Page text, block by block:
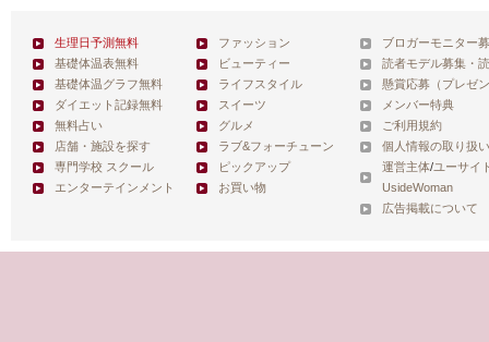
生理日予測無料
基礎体温表無料
基礎体温グラフ無料
ダイエット記録無料
無料占い
店舗・施設を探す
専門学校 スクール
エンターテインメント
ファッション
ビューティー
ライフスタイル
スイーツ
グルメ
ラブ&フォーチューン
ピックアップ
お買い物
ブロガーモニター
読者モデル募集・
懸賞応募（プレゼ
メンバー特典
ご利用規約
個人情報の取り扱
運営主体/ユーサイ
UsideWoman
広告掲載について